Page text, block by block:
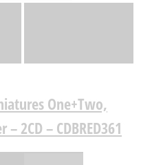
One+Two,
2CD – CDBRED361